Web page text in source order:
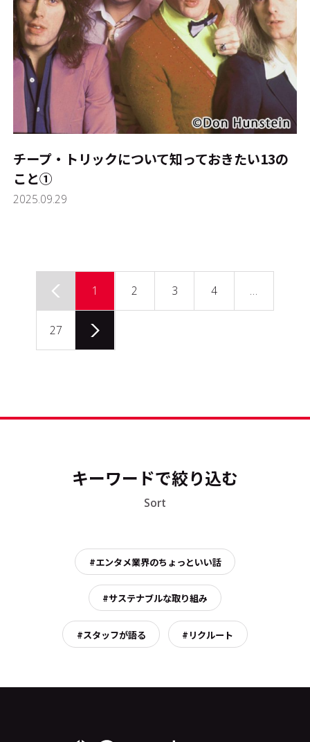
チープ・トリックについて知っておきたい13の
こと①
2025.09.29
1 2 3 4 …
27
キーワードで絞り込む
Sort
#エンタメ業界のちょっといい話
#サステナブルな取り組み
#スタッフが語る #リクルート